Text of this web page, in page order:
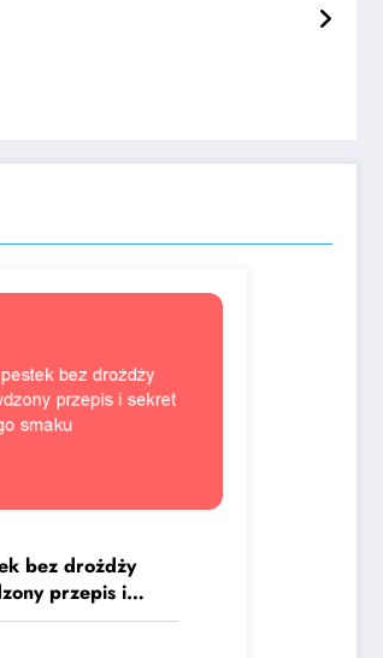
bez drożdży
przepis i